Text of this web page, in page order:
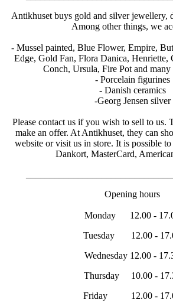
Antikhuset buys gold and silver jewellery,
Among other things, we
- Mussel painted, Blue Flower, Empire,
Edge, Gold Fan, Flora Danica, Henriette,
Conch, Ursula, Fire Pot and many
- Porcelain figurines
- Danish ceramics
-Georg Jensen silver
Please contact us if you wish to sell to us.
make an offer. At Antikhuset, they can
website or visit us in store. It is possible
Dankort, MasterCard,
Opening hours
Monday 12.00 -
Tuesday 12.00 -
Wednesday 12.00 -
Thursday 10.00 -
Friday 12.00 -